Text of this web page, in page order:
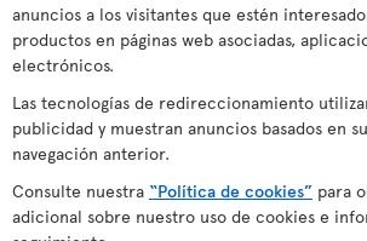
anuncios a los visitantes que estén
productos en páginas web asociadas,
electrónicos.
Las tecnologías de redireccionamiento
publicidad y muestran anuncios basados en
navegación anterior.
Consulte nuestra “Política de cookies” para
adicional sobre nuestro uso de cookies e